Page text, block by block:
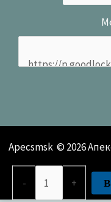
Apecsmsk © 2026
-
+